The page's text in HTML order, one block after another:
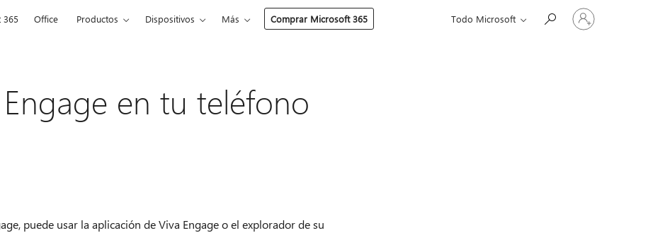
365 Office Productos Dispositivos Más Comprar Microsoft 365 Todo Microsoft
Iniciar
sesión
en tu teléfono
puede usar la aplicación de Viva Engage o el explorador de su